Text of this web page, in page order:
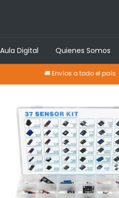
Aula Digital Quienes Somos
🚚 Envíos a todo el país 💳